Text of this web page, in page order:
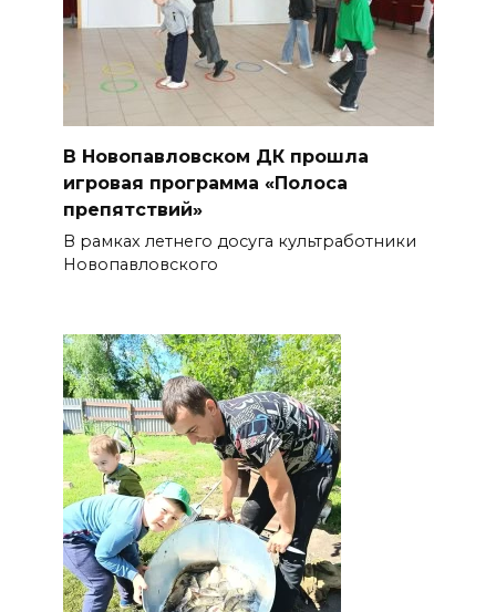
В Новопавловском ДК прошла
игровая программа «Полоса
препятствий»
В рамках летнего досуга культработники
Новопавловского